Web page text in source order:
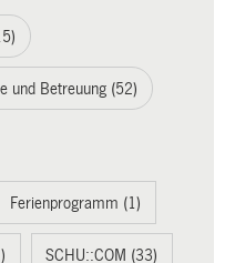
und Betreuung (52)
Ferienprogramm (1)
SCHU::COM (33)